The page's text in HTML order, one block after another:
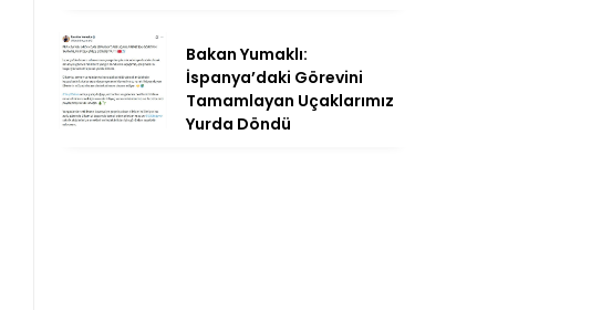
Bakan Yumaklı:
İspanya’daki Görevini
Tamamlayan Uçaklarımız
Yurda Döndü